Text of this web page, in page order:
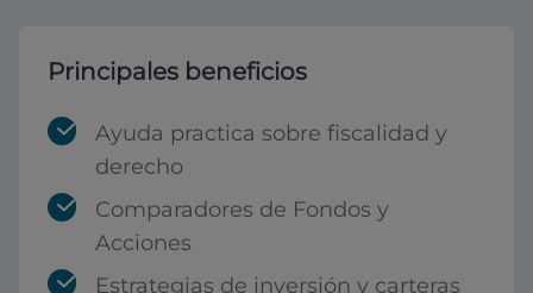
Principales beneficios
Ayuda practica sobre fiscalidad y
derecho
Comparadores de Fondos y
Acciones
Estrategias de inversión y carteras